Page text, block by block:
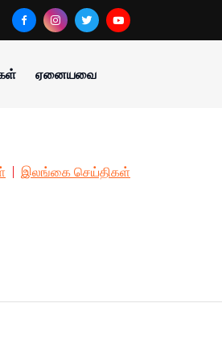
ஏனையவை
இலங்கை செய்திகள்